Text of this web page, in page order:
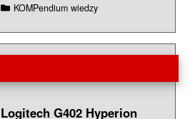
KOMPendium wiedzy
Logitech G402 Hyperion